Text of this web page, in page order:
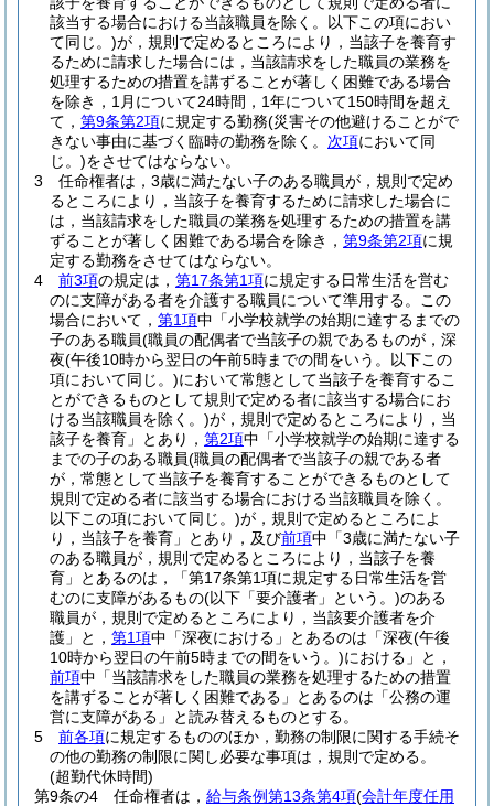
該当する場合における当該職員を除く。以下この項におい
て同じ。)が，規則で定めるところにより，当該子を養育す
るために請求した場合には，当該請求をした職員の業務を
処理するための措置を講ずることが著しく困難である場合
を除き，1月について24時間，1年について150時間を超え
て， 第9条第2項に規定する勤務(災害その他避けることがで
きない事由に基づく臨時の勤務を除く。 次項において同
じ。)をさせてはならない。
3
任命権者は，3歳に満たない子のある職員が，規則で定め
るところにより，当該子を養育するために請求した場合に
は，当該請求をした職員の業務を処理するための措置を講
ずることが著しく困難である場合を除き， 第9条第2項に規
定する勤務をさせてはならない。
4
前3項の規定は， 第17条第1項に規定する日常生活を営む
のに支障がある者を介護する職員について準用する。
この
場合において， 第1項中「小学校就学の始期に達するまでの
子のある職員(職員の配偶者で当該子の親であるものが，深
夜(午後10時から翌日の午前5時までの間をいう。以下この
項において同じ。)において常態として当該子を養育するこ
とができるものとして規則で定める者に該当する場合にお
ける当該職員を除く。)が，規則で定めるところにより，当
該子を養育」とあり， 第2項中「小学校就学の始期に達する
までの子のある職員(職員の配偶者で当該子の親である者
が，常態として当該子を養育することができるものとして
規則で定める者に該当する場合における当該職員を除く。
以下この項において同じ。)が，規則で定めるところによ
り，当該子を養育」とあり，及び前項中「3歳に満たない子
のある職員が，規則で定めるところにより，当該子を養
育」とあるのは，「第17条第1項に規定する日常生活を営
むのに支障があるもの(以下「要介護者」という。)のある
職員が，規則で定めるところにより，当該要介護者を介
護」と， 第1項中「深夜における」とあるのは「深夜(午後
10時から翌日の午前5時までの間をいう。)における」と，
前項中「当該請求をした職員の業務を処理するための措置
を講ずることが著しく困難である」とあるのは「公務の運
営に支障がある」と読み替えるものとする。
5
前各項に規定するもののほか，勤務の制限に関する手続そ
の他の勤務の制限に関し必要な事項は，規則で定める。
(超勤代休時間)
第9条の4
任命権者は， 給与条例第13条第4項(会計年度任用